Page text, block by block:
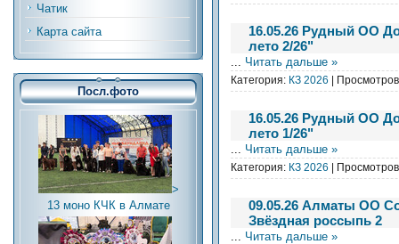
Чатик
Карта сайта
Посл.фото
>
13 моно КЧК в Алмате
16.05.26 Рудный ОО
лето 2/26"
Читать дальше »
Категория: КЗ 2026 |
16.05.26 Рудный ОО
лето 1/26"
Читать дальше »
Категория: КЗ 2026 |
09.05.26 Алматы ОО
Звёздная россыпь 2
Читать дальше »